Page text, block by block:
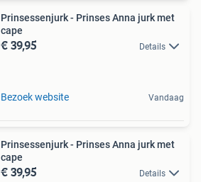
Prinsessenjurk - Prinses Anna jurk met
cape
€ 39,95 Details
Bezoek website Vandaag
Prinsessenjurk - Prinses Anna jurk met
cape
€ 39,95 Details